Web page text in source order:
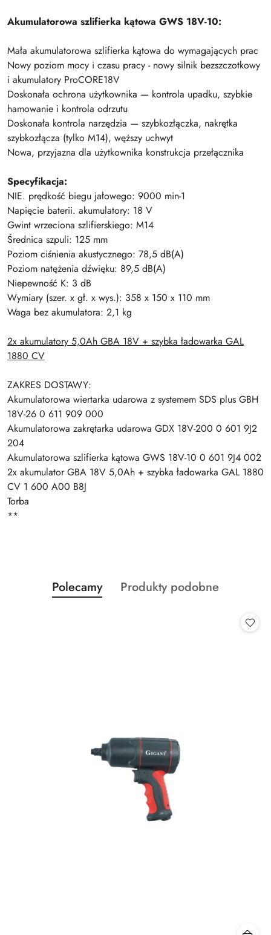
Akumulatorowa szlifierka kątowa GWS 18V-10:
Mała akumulatorowa szlifierka kątowa do wymagających prac
Nowy poziom mocy i czasu pracy - nowy silnik bezszczotkowy
i akumulatory ProCORE18V
Doskonała ochrona użytkownika — kontrola upadku, szybkie
hamowanie i kontrola odrzutu
Doskonała kontrola narzędzia — szybkozłączka, nakrętka
szybkozłącza (tylko M14), węższy uchwyt
Nowa, przyjazna dla użytkownika konstrukcja przełącznika
Specyfikacja:
NIE. prędkość biegu jałowego: 9000 min-1
Napięcie baterii. akumulatory: 18 V
Gwint wrzeciona szlifierskiego: M14
Średnica szpuli: 125 mm
Poziom ciśnienia akustycznego: 78,5 dB(A)
Poziom natężenia dźwięku: 89,5 dB(A)
Niepewność K: 3 dB
Wymiary (szer. x gł. x wys.): 358 x 150 x 110 mm
Waga bez akumulatora: 2,1 kg
2x akumulatory 5,0Ah GBA 18V + szybka ładowarka GAL
1880 CV
ZAKRES DOSTAWY:
Akumulatorowa wiertarka udarowa z systemem SDS plus GBH
18V-26 0 611 909 000
Akumulatorowa zakrętarka udarowa GDX 18V-200 0 601 9J2
204
Akumulatorowa szlifierka kątowa GWS 18V-10 0 601 9J4 002
2x akumulator GBA 18V 5,0Ah + szybka ładowarka GAL 1880
CV 1 600 A00 B8J
Torba
**
Pomiń karuzelę produktów
Produkty
o
Polecamy
Produkty
Produkty podobne